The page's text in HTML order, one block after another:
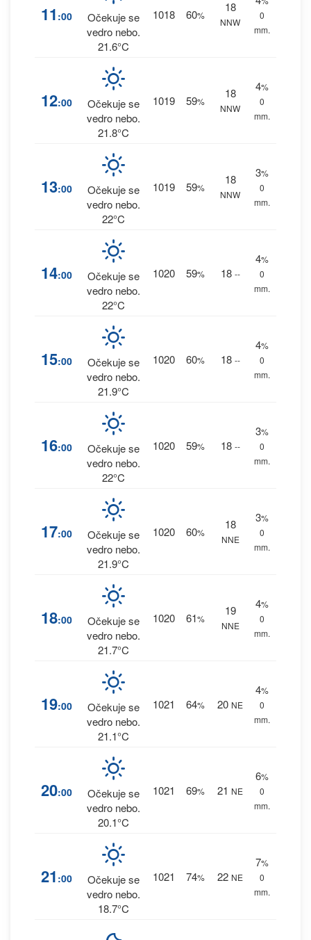
11 :00
Očekuje se
vedro nebo.
21.6°C
1018 60%
18
NNW
0
mm.
12:00
Očekuje se
vedro nebo.
21.8°C
1019 59%
18
NNW
4%
0
mm.
13:00
Očekuje se
vedro nebo.
22°C
1019 59%
18
NNW
3%
0
mm.
14:00
Očekuje se
vedro nebo.
22°C
1020 59% 18 --
4%
0
mm.
15:00
Očekuje se
vedro nebo.
21.9°C
1020 60% 18 --
4%
0
mm.
16:00
Očekuje se
vedro nebo.
22°C
1020 59% 18 --
3%
0
mm.
17:00
Očekuje se
vedro nebo.
21.9°C
1020 60%
18
NNE
3%
0
mm.
18:00
Očekuje se
vedro nebo.
21.7°C
1020 61%
19
NNE
4%
0
mm.
19:00
Očekuje se
vedro nebo.
21.1°C
1021 64% 20 NE
4%
0
mm.
20:00
Očekuje se
vedro nebo.
20.1°C
1021 69% 21 NE
6%
0
mm.
21 :00
Očekuje se
vedro nebo.
18.7°C
1021 74% 22 NE
7%
0
mm.